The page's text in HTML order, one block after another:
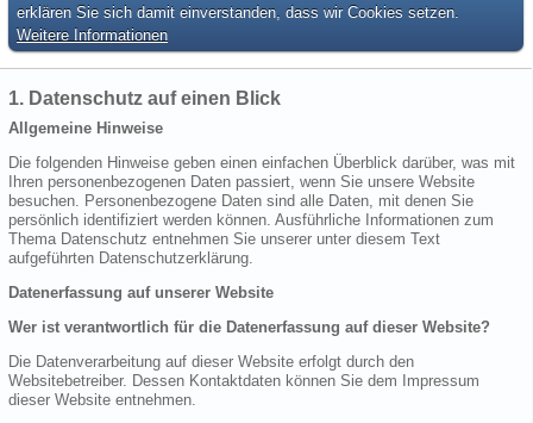
erklären Sie sich damit einverstanden, dass wir Cookies setzen.
Weitere Informationen
1. Datenschutz auf einen Blick
Allgemeine Hinweise
Die folgenden Hinweise geben einen einfachen Überblick darüber, was mit
Ihren personenbezogenen Daten passiert, wenn Sie unsere Website
besuchen. Personenbezogene Daten sind alle Daten, mit denen Sie
persönlich identifiziert werden können. Ausführliche Informationen zum
Thema Datenschutz entnehmen Sie unserer unter diesem Text
aufgeführten Datenschutzerklärung.
Datenerfassung auf unserer Website
Wer ist verantwortlich für die Datenerfassung auf dieser Website?
Die Datenverarbeitung auf dieser Website erfolgt durch den
Websitebetreiber. Dessen Kontaktdaten können Sie dem Impressum
dieser Website entnehmen.